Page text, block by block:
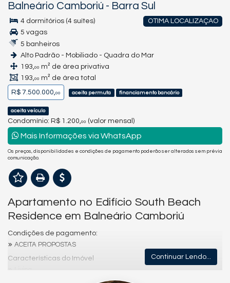
Balneário Camboriú - Barra Sul
OTIMA LOCALIZAÇAO
4 dormitórios (4 suítes)
5 vagas
5 banheiros
Alto Padrão - Mobiliado - Quadra do Mar
193,00 m² de área privativa
193,00 m² de área total
R$ 7.500.000,00 aceita permuta financiamento bancário
aceita veículo
Condomínio: R$ 1.200, 00 (valor mensal)
Mais Informações via WhatsApp
Os preços, disponibilidades e condições de pagamento poderão ser alterados sem prévia
comunicação.
Apartamento no Edifício South Beach
Residence em Balneário Camboriú
Condições de pagamento:
ACEITA PROPOSTAS
Características do Imóvel
Living
Continuar Lendo...